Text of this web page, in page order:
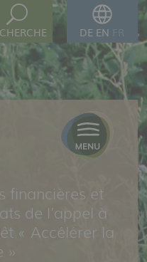
DE EN
financières et
de l’appel à
« Accélérer la
»